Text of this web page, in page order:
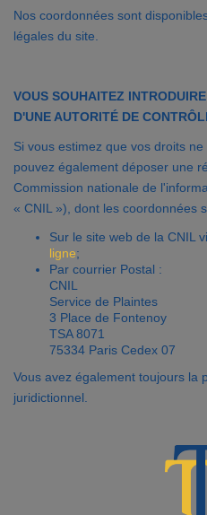
Nos coordonnées sont
légales du site.
VOUS SOUHAITEZ
D'UNE AUTORITÉ DE
Si vous estimez que vos droits
pouvez également déposer une
Commission nationale de
« CNIL »), dont les coordonnées
Sur le site web de la CNIL
ligne;
Par courrier Postal :
CNIL
Service de Plaintes
3 Place de Fontenoy
TSA 8071
75334 Paris Cedex 07
Vous avez également toujours la
juridictionnel.